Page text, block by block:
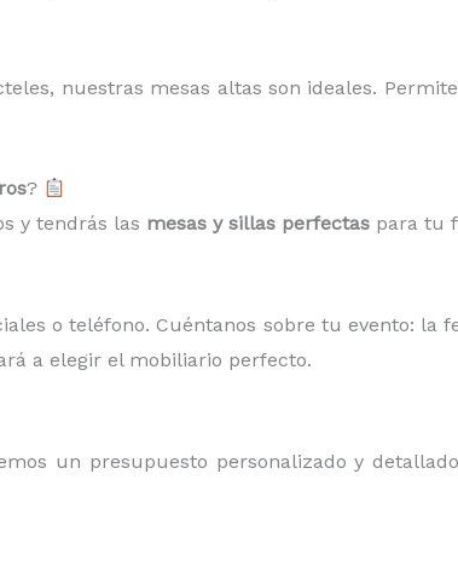
nuestras mesas altas son ideales.
?
y tendrás las mesas y sillas perfectas para tu
o teléfono. Cuéntanos sobre tu evento: la
a elegir el mobiliario perfecto.
un presupuesto personalizado y